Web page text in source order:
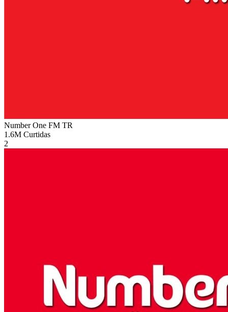
Number One FM TR
1.6M Curtidas
2